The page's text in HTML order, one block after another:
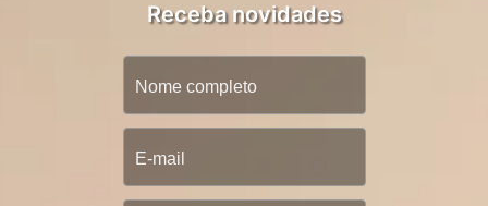
Receba novidades